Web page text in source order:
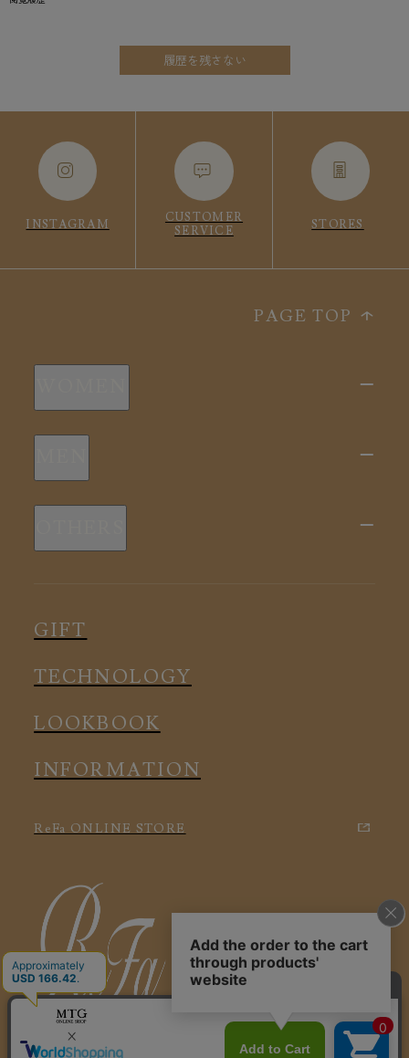
履歴を残さない
INSTAGRAM
CUSTOMER
SERVICE
STORES
PAGE TOP
新商品
スリープウェア
ルームウェア
アクセサリー
新商品
ルームウェア
アクセサリー
GIFT
TECHNOLOGY
LOOKBOOK
INFORMATION
ReFa ONLINE STORE
特定商取引に関する法律に基づく表記 利用規約 会社概要